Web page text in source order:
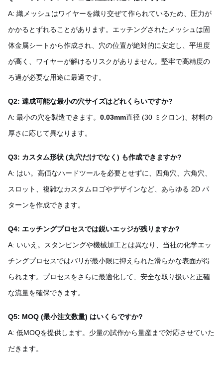
A: 織メッシュはワイヤーを織り交ぜて作られているため、圧力が
かかるとずれることがあります。エッチングされたメッシュは固
体金属シートから作成され、穴の位置が絶対的に安定し、平坦度
が高く、ワイヤーが解けるリスクがありません。堅牢で高精度の
ろ過が必要な用途に最適です。
Q2: 達成可能な最小の穴サイズはどれくらいですか?
A: 最小の穴を製造できます。 0.03mm直径 (30 ミクロン)、材料の
厚さに応じて異なります。
Q3: カスタム形状 (丸穴だけでなく) も作成できますか?
A: はい。高価なハードツールを必要とせずに、四角穴、六角穴、
スロット、複雑なカスタムロゴやデザインなど、あらゆる 2D パ
ターンを作成できます。
Q4: エッチングプロセスでは鋭いエッジが残りますか?
A: いいえ。スタンピングや機械加工とは異なり、当社の化学エッ
チングプロセスではバリが最小限に抑えられた滑らかな表面が得
られます。プロセスをさらに最適化して、安全な取り扱いと正確
な流量を確保できます。
Q5: MOQ (最小注文数量) はいくらですか?
A: 低MOQを提供します。少量の試作から量産まで対応させていた
だきます。